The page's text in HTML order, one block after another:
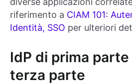
riferimento a CIAM 101:
Identità, SSO per ulteriori
IdP di prima
terza parte